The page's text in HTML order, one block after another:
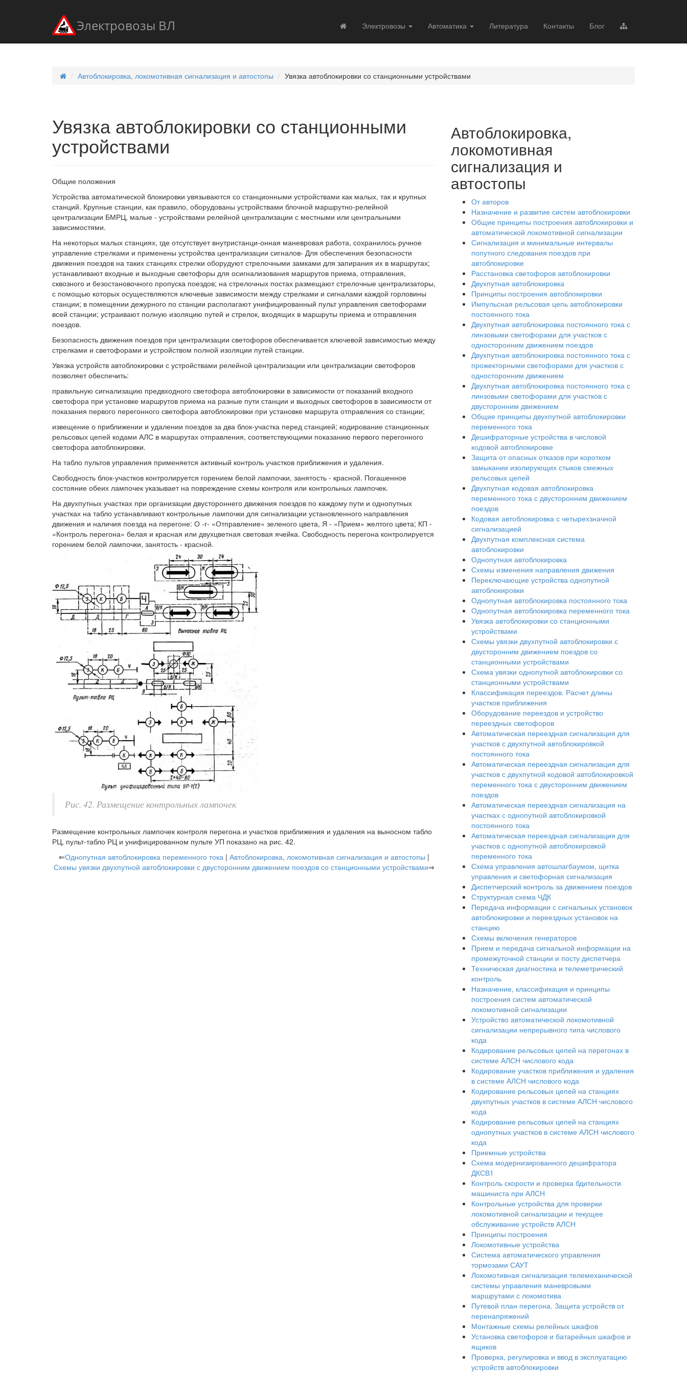
Электровозы ВЛ Электровозы Автоматика Литература Контакты Блог
Автоблокировка, локомотивная сигнализация и автостопы Увязка автоблокировки со станционными устройствами
Увязка автоблокировки со станционными
устройствами
Общие положения
Устройства автоматической блокировки увязываются со станционными устройствами как малых, так и крупных
станций. Крупные станции, как правило, оборудованы устройствами блочной маршрутно-релейной
централизации БМРЦ, малые - устройствами релейной централизации с местными или центральными
зависимостями.
На некоторых малых станциях, где отсутствует внутристанци-онная маневровая работа, сохранилось ручное
управление стрелками и применены устройства централизации сигналов- Для обеспечения безопасности
движения поездов на таких станциях стрелки оборудуют стрелочными замками для запирания их в маршрутах;
устанавливают входные и выходные светофоры для осигнализования маршрутов приема, отправления,
сквозного и безостановочного пропуска поездов; на стрелочных постах размещают стрелочные централизаторы,
с помощью которых осуществляются ключевые зависимости между стрелками и сигналами каждой горловины
станции; в помещении дежурного по станции располагают унифицированный пульт управления светофорами
всей станции; устраивают полную изоляцию путей и стрелок, входящих в маршруты приема и отправления
поездов.
Безопасность движения поездов при централизации светофоров обеспечивается ключевой зависимостью между
стрелками и светофорами и устройством полной изоляции путей станции.
Увязка устройств автоблокировки с устройствами релейной централизации или централизации светофоров
позволяет обеспечить:
правильную сигнализацию предвходного светофора автоблокировки в зависимости от показаний входного
светофора при установке маршрутов приема на разные пути станции и выходных светофоров в зависимости от
показания первого перегонного светофора автоблокировки при установке маршрута отправления со станции;
извещение о приближении и удалении поездов за два блок-участка перед станцией; кодирование станционных
рельсовых цепей кодами АЛС в маршрутах отправления, соответствующими показанию первого перегонного
светофора автоблокировки.
На табло пультов управления применяется активный контроль участков приближения и удаления.
Свободность блок-участков контролируется горением белой лампочки, занятость - красной. Погашенное
состояние обеих лампочек указывает на повреждение схемы контроля или контрольных лампочек.
На двухпутных участках при организации двустороннего движения поездов по каждому пути и однопутных
участках на табло устанавливают контрольные лампочки для сигнализации установленного направления
движения и наличия поезда на перегоне: О -г- «Отправление» зеленого цвета, Я - «Прием» желтого цвета; КП -
«Контроль перегона» белая и красная или двухцветная световая ячейка. Свободность перегона контролируется
горением белой лампочки, занятость - красной.
Рис. 42. Размещение контрольных лампочек
Размещение контрольных лампочек контроля перегона и участков приближения и удаления на выносном табло
РЦ, пульт-табло РЦ и унифицированном пульте УП показано на рис. 42.
⇐Однопутная автоблокировка переменного тока | Автоблокировка, локомотивная сигнализация и автостопы |
Схемы увязки двухпутной автоблокировки с двусторонним движением поездов со станционными устройствами⇒
Автоблокировка,
локомотивная
сигнализация и
автостопы
От авторов
Назначение и развитие систем автоблокировки
Общие принципы построения автоблокировки и
автоматической локомотивной сигнализации
Сигнализация и минимальные интервалы
попутного следования поездов при
автоблокировке
Расстановка светофоров автоблокировки
Двухпутная автоблокировка
Принципы построения автоблокировки
Импульсная рельсовая цепь автоблокировки
постоянного тока
Двухпутная автоблокировка постоянного тока с
линзовыми светофорами для участков с
односторонним движением поездов
Двухпутная автоблокировка постоянного тока с
прожекторными светофорами для участков с
односторонним движением
Двухпутная автоблокировка постоянного тока с
линзовыми светофорами для участков с
двусторонним движением
Общие принципы двухпутной автоблокировки
переменного тока
Дешифраторные устройства в числовой
кодовой автоблокировке
Защита от опасных отказов при коротком
замыкании изолирующих стыков смежных
рельсовых цепей
Двухпутная кодовая автоблокировка
переменного тока с двусторонним движением
поездов
Кодовая автоблокировка с четырехзначной
сигнализацией
Двухпутная комплексная система
автоблокировки
Однопутная автоблокировка
Схемы изменения направления движения
Переключающие устройства однопутной
автоблокировки
Однопутная автоблокировка постоянного тока
Однопутная автоблокировка переменного тока
Увязка автоблокировки со станционными
устройствами
Схемы увязки двухпутной автоблокировки с
двусторонним движением поездов со
станционными устройствами
Схема увязки однопутной автоблокировки со
станционными устройствами
Классификация переездов. Расчет длины
участков приближения
Оборудование переездов и устройство
переездных светофоров
Автоматическая переездная сигнализация для
участков с двухпутной автоблокировкой
постоянного тока
Автоматическая переездная сигнализация для
участков с двухпутной кодовой автоблокировкой
переменного тока с двусторонним движением
поездов
Автоматическая переездная сигнализация на
участках с однопутной автоблокировкой
постоянного тока
Автоматическая переездная сигнализация для
участков с однопутной автоблокировкой
переменного тока
Схема управления автошлагбаумом, щитка
управления и светофорная сигнализация
Диспетчерский контроль за движением поездов
Структурная схема ЧДК
Передача информации с сигнальных установок
автоблокировки и переездных установок на
станцию
Схемы включения генераторов
Прием и передача сигнальной информации на
промежуточной станции и посту диспетчера
Техническая диагностика и телеметрический
контроль
Назначение, классификация и принципы
построения систем автоматической
локомотивной сигнализации
Устройство автоматической локомотивной
сигнализации непрерывного типа числового
кода
Кодирование рельсовых цепей на перегонах в
системе АЛСН числового кода
Кодирование участков приближения и удаления
в системе АЛСН числового кода
Кодирование рельсовых цепей на станциях
двухпутных участков в системе АЛСН числового
кода
Кодирование рельсовых цепей на станциях
однопутных участков в системе АЛСН числового
кода
Приемные устройства
Схема модернизированного дешифратора
ДКСВ1
Контроль скорости и проверка бдительности
машиниста при АЛСН
Контрольные устройства для проверки
локомотивной сигнализации и текущее
обслуживание устройств АЛСН
Принципы построения
Локомотивные устройства
Система автоматического управления
тормозами САУТ
Локомотивная сигнализация телемеханической
системы управления маневровыми
маршрутами с локомотива
Путевой план перегона. Защита устройств от
перенапряжений
Монтажные схемы релейных шкафов
Установка светофоров и батарейных шкафов и
ящиков
Проверка, регулировка и ввод в эксплуатацию
устройств автоблокировки